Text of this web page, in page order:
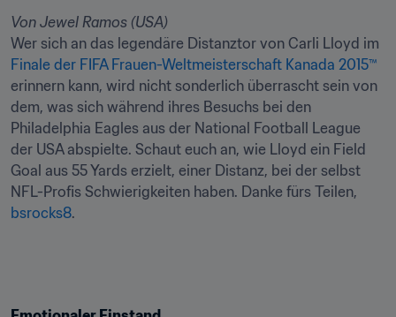
Von Jewel Ramos (USA)
Finale der FIFA Frauen-Weltmeisterschaft Kanada 2015™
erinnern kann, wird nicht sonderlich überrascht sein von
dem, was sich während ihres Besuchs bei den
Philadelphia Eagles aus der National Football League
der USA abspielte. Schaut euch an, wie Lloyd ein Field
Goal aus 55 Yards erzielt, einer Distanz, bei der selbst
bsrocks8.